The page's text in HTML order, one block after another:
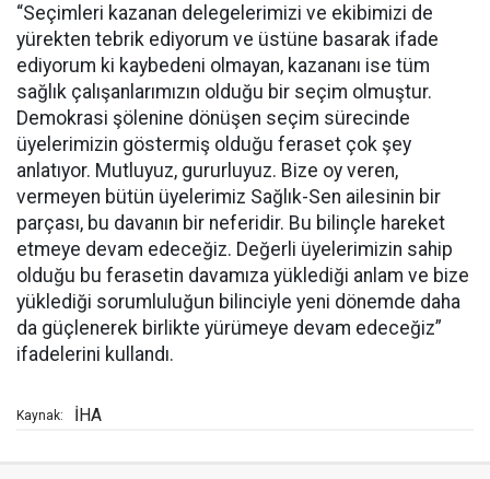
“Seçimleri kazanan delegelerimizi ve ekibimizi de
yürekten tebrik ediyorum ve üstüne basarak ifade
ediyorum ki kaybedeni olmayan, kazananı ise tüm
sağlık çalışanlarımızın olduğu bir seçim olmuştur.
Demokrasi şölenine dönüşen seçim sürecinde
üyelerimizin göstermiş olduğu feraset çok şey
anlatıyor. Mutluyuz, gururluyuz. Bize oy veren,
vermeyen bütün üyelerimiz Sağlık-Sen ailesinin bir
parçası, bu davanın bir neferidir. Bu bilinçle hareket
etmeye devam edeceğiz. Değerli üyelerimizin sahip
olduğu bu ferasetin davamıza yüklediği anlam ve bize
yüklediği sorumluluğun bilinciyle yeni dönemde daha
da güçlenerek birlikte yürümeye devam edeceğiz”
ifadelerini kullandı.
Kaynak: İHA